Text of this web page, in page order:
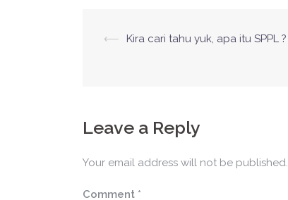
Post
⟵ Kira cari tahu yuk, apa itu SPPL ?
Leave a Reply
Your email address will not be published.
Comment *